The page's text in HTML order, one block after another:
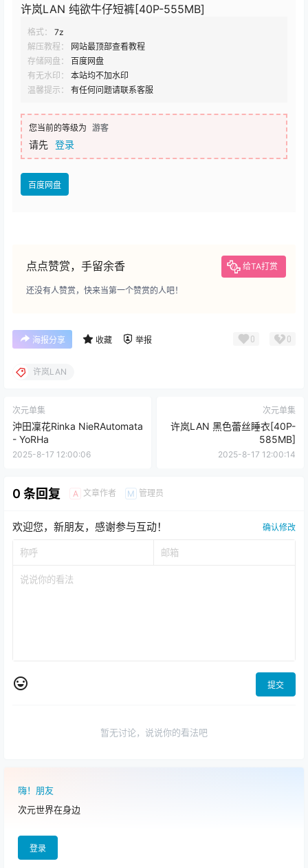
许岚LAN 纯欲牛仔短裤[40P-555MB]
格式：
7z
解压教程：
网站最顶部查看教程
存储网盘：
百度网盘
有无水印：
本站均不加水印
温馨提示：
有任何问题请联系客服
您当前的等级为 游客
请先 登录
百度网盘
点点赞赏，手留余香 给TA打赏
还没有人赞赏，快来当第一个赞赏的人吧！
海报分享 收藏 举报 0 0
许岚LAN
次元单集
沖田凜花Rinka NieRAutomata
- YoRHa
2025-8-17 12:00:06
次元单集
许岚LAN 黑色蕾丝睡衣[40P-
585MB]
2025-8-17 12:00:14
0 条回复 A 文章作者 M 管理员
欢迎您，新朋友，感谢参与互动！ 确认修改
提交
暂无讨论，说说你的看法吧
嗨！朋友
次元世界在身边
登录